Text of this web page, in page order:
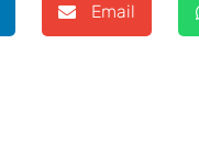
Email